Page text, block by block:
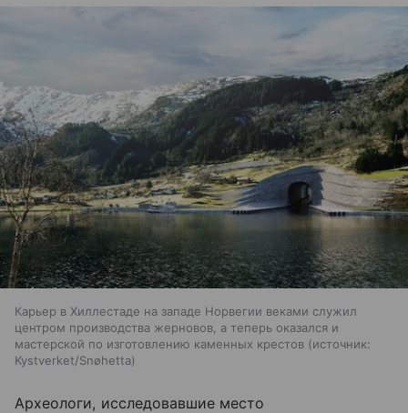
Карьер в Хиллестаде на западе Норвегии веками служил
центром производства жерновов, а теперь оказался и
мастерской по изготовлению каменных крестов
источник:
Kystverket/Snøhetta
Археологи, исследовавшие место